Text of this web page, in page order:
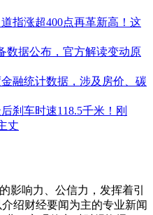
指涨超400点再革新高！这
数据公布，官方解读变动原
融统计数据，涉及房价、碳
刹车时速118.5千米！刚
丈
影响力、公信力，发挥着引
绍财经要闻为主的专业新闻